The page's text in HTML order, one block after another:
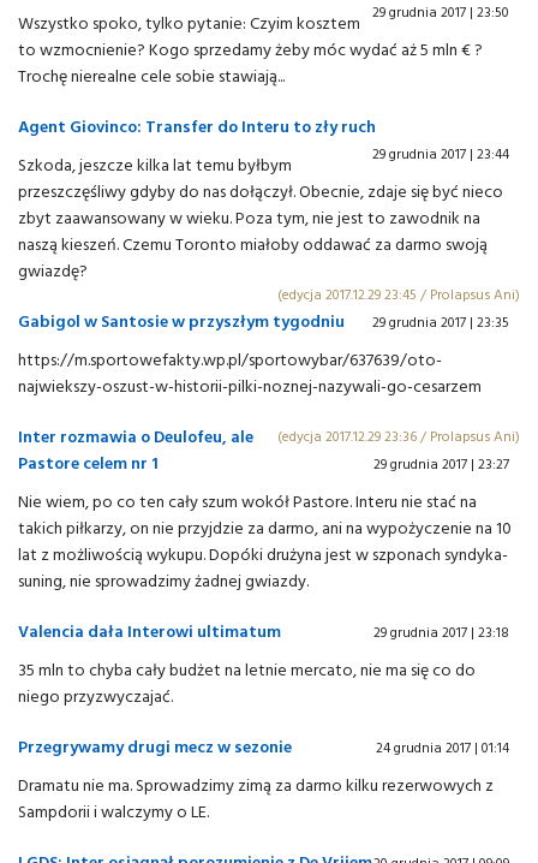
29 grudnia 2017 | 23:50
Wszystko spoko, tylko pytanie: Czyim kosztem
to wzmocnienie? Kogo sprzedamy żeby móc wydać aż 5 mln € ?
Trochę nierealne cele sobie stawiają...
Agent Giovinco: Transfer do Interu to zły ruch
29 grudnia 2017 | 23:44
Szkoda, jeszcze kilka lat temu byłbym
przeszczęśliwy gdyby do nas dołączył. Obecnie, zdaje się być nieco
zbyt zaawansowany w wieku. Poza tym, nie jest to zawodnik na
naszą kieszeń. Czemu Toronto miałoby oddawać za darmo swoją
gwiazdę?
(edycja 2017.12.29 23:45 / Prolapsus Ani)
Gabigol w Santosie w przyszłym tygodniu 29 grudnia 2017 | 23:35
https://m.sportowefakty.wp.pl/sportowybar/637639/oto-
najwiekszy-oszust-w-historii-pilki-noznej-nazywali-go-cesarzem
(edycja 2017.12.29 23:36 / Prolapsus Ani)
Inter rozmawia o Deulofeu, ale
Pastore celem nr 1
29 grudnia 2017 | 23:27
Nie wiem, po co ten cały szum wokół Pastore. Interu nie stać na
takich piłkarzy, on nie przyjdzie za darmo, ani na wypożyczenie na 10
lat z możliwością wykupu. Dopóki drużyna jest w szponach syndyka-
suning, nie sprowadzimy żadnej gwiazdy.
Valencia dała Interowi ultimatum
29 grudnia 2017 | 23:18
35 mln to chyba cały budżet na letnie mercato, nie ma się co do
niego przyzwyczajać.
Przegrywamy drugi mecz w sezonie
24 grudnia 2017 | 01:14
Dramatu nie ma. Sprowadzimy zimą za darmo kilku rezerwowych z
Sampdorii i walczymy o LE.